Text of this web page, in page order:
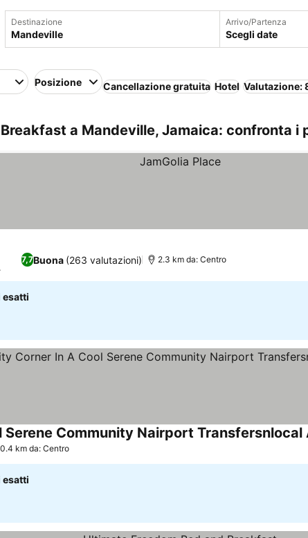
Destinazione Arrivo/Partenza
Scegli date
Posizione Cancellazione gratuita Hotel Valutazione:
Breakfast a Mandeville, Jamaica: confronta i
7,7Buona (263 valutazioni) 2.3 km da: Centro
esatti
Serene Community Nairport Transfersnlocal
0.4 km da: Centro
esatti